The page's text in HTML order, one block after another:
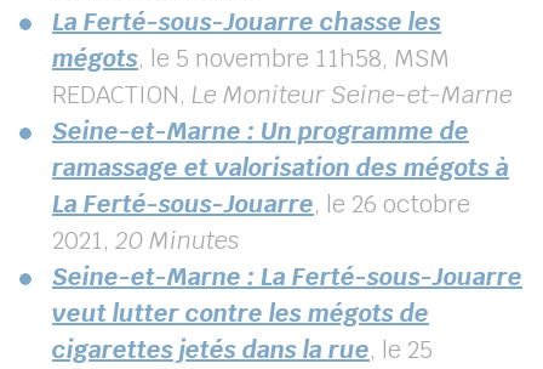
La Ferté-sous-Jouarre chasse les
mégots, le 5 novembre 11h58, MSM
REDACTION, Le Moniteur Seine-et-Marne
Seine-et-Marne : Un programme de
ramassage et valorisation des mégots à
La Ferté-sous-Jouarre, le 26 octobre
2021, 20 Minutes
Seine-et-Marne : La Ferté-sous-Jouarre
veut lutter contre les mégots de
cigarettes jetés dans la rue, le 25